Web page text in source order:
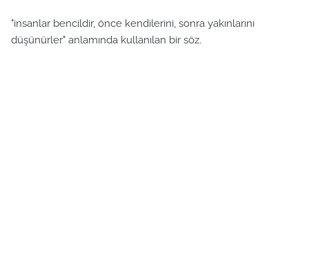
"insanlar bencildir, önce kendilerini, sonra yakınlarını
düşünürler" anlamında kullanılan bir söz.